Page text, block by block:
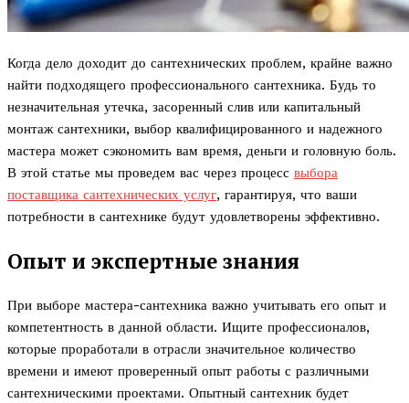
Когда дело доходит до сантехнических проблем, крайне важно
найти подходящего профессионального сантехника. Будь то
незначительная утечка, засоренный слив или капитальный
монтаж сантехники, выбор квалифицированного и надежного
мастера может сэкономить вам время, деньги и головную боль.
В этой статье мы проведем вас через процесс выбора
поставщика сантехнических услуг, гарантируя, что ваши
потребности в сантехнике будут удовлетворены эффективно.
Опыт и экспертные знания
При выборе мастера-сантехника важно учитывать его опыт и
компетентность в данной области. Ищите профессионалов,
которые проработали в отрасли значительное количество
времени и имеют проверенный опыт работы с различными
сантехническими проектами. Опытный сантехник будет